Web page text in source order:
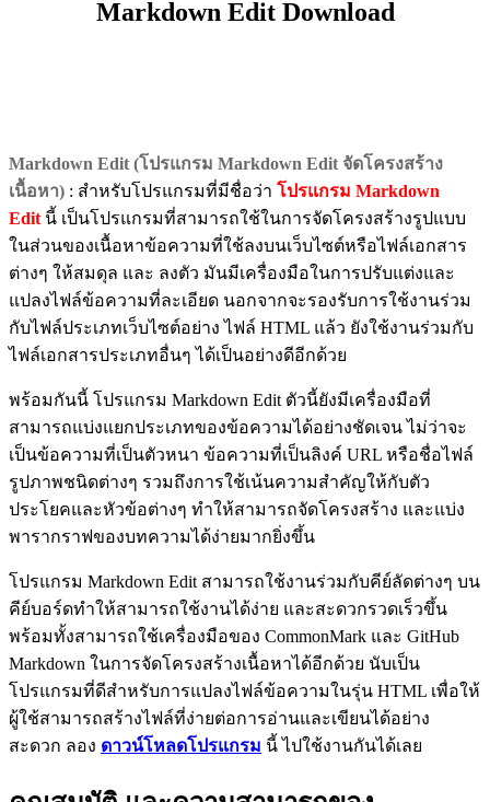
Markdown Edit Download
Markdown Edit (โปรแกรม Markdown Edit จัดโครงสร้าง
เนื้อหา) : สำหรับโปรแกรมที่มีชื่อว่า โปรแกรม Markdown
Edit นี้ เป็นโปรแกรมที่สามารถใช้ในการจัดโครงสร้างรูปแบบ
ในส่วนของเนื้อหาข้อความที่ใช้ลงบนเว็บไซต์หรือไฟล์เอกสาร
ต่างๆ ให้สมดุล และ ลงตัว มันมีเครื่องมือในการปรับแต่งและ
แปลงไฟล์ข้อความที่ละเอียด นอกจากจะรองรับการใช้งานร่วม
กับไฟล์ประเภทเว็บไซต์อย่าง ไฟล์ HTML แล้ว ยังใช้งานร่วมกับ
ไฟล์เอกสารประเภทอื่นๆ ได้เป็นอย่างดีอีกด้วย
พร้อมกันนี้ โปรแกรม Markdown Edit ตัวนี้ยังมีเครื่องมือที่
สามารถแบ่งแยกประเภทของข้อความได้อย่างชัดเจน ไม่ว่าจะ
เป็นข้อความที่เป็นตัวหนา ข้อความที่เป็นลิงค์ URL หรือชื่อไฟล์
รูปภาพชนิดต่างๆ รวมถึงการใช้เน้นความสำคัญให้กับตัว
ประโยคและหัวข้อต่างๆ ทำให้สามารถจัดโครงสร้าง และแบ่ง
พารากราฟของบทความได้ง่ายมากยิ่งขึ้น
โปรแกรม Markdown Edit สามารถใช้งานร่วมกับคีย์ลัดต่างๆ บน
คีย์บอร์ดทำให้สามารถใช้งานได้ง่าย และสะดวกรวดเร็วขึ้น
พร้อมทั้งสามารถใช้เครื่องมือของ CommonMark และ GitHub
Markdown ในการจัดโครงสร้างเนื้อหาได้อีกด้วย นับเป็น
โปรแกรมที่ดีสำหรับการแปลงไฟล์ข้อความในรุ่น HTML เพื่อให้
ผู้ใช้สามารถสร้างไฟล์ที่ง่ายต่อการอ่านและเขียนได้อย่าง
สะดวก ลอง ดาวน์โหลดโปรแกรม นี้ ไปใช้งานกันได้เลย